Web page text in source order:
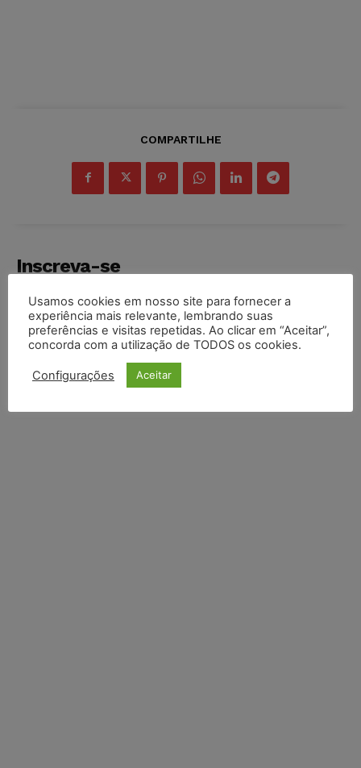
COMPARTILHE
Inscreva-se
Usamos cookies em nosso site para fornecer a
experiência mais relevante, lembrando suas
preferências e visitas repetidas. Ao clicar em “Aceitar”,
concorda com a utilização de TODOS os cookies.
Configurações Aceitar